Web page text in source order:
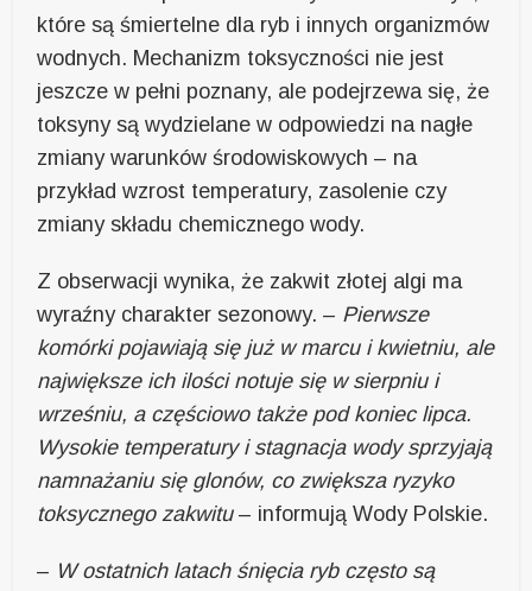
które są śmiertelne dla ryb i innych organizmów
wodnych. Mechanizm toksyczności nie jest
jeszcze w pełni poznany, ale podejrzewa się, że
toksyny są wydzielane w odpowiedzi na nagłe
zmiany warunków środowiskowych – na
przykład wzrost temperatury, zasolenie czy
zmiany składu chemicznego wody.
Z obserwacji wynika, że zakwit złotej algi ma
wyraźny charakter sezonowy. – Pierwsze
komórki pojawiają się już w marcu i kwietniu, ale
największe ich ilości notuje się w sierpniu i
wrześniu, a częściowo także pod koniec lipca.
Wysokie temperatury i stagnacja wody sprzyjają
namnażaniu się glonów, co zwiększa ryzyko
toksycznego zakwitu– informują Wody Polskie.
– W ostatnich latach śnięcia ryb często są